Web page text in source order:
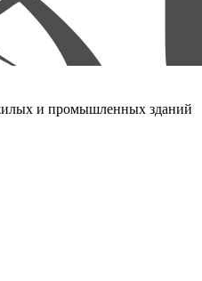
и промышленных зданий